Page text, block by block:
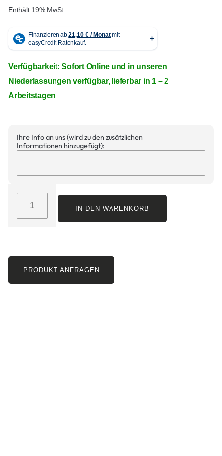
Enthält 19% MwSt.
Verfügbarkeit: Sofort Online und in unseren
Niederlassungen verfügbar, lieferbar in 1 – 2
Arbeitstagen
Ihre Info an uns (wird zu den zusätzlichen
Informationen hinzugefügt):
IN DEN WARENKORB
PRODUKT ANFRAGEN